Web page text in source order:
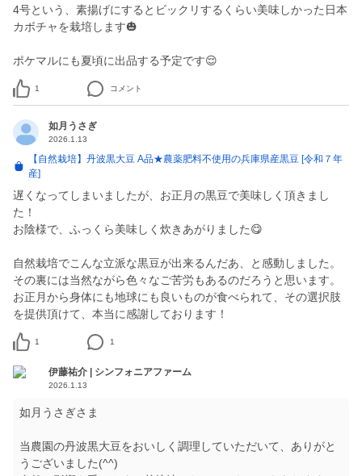
4号という、素揚げにするとビックリするくらい美味しかった日本
カボチャを栽培します🎃
ポケマルにも夏頃に出品する予定です😌
1 コメント
如月うさぎ
2026.1.13
【自然栽培】丹波黒大豆 A品★農薬肥料不使用の兵庫県産黒豆 [令和７年
産]
遅くなってしまいましたが、お正月の黒豆で美味しく頂きまし
た！
お陰様で、ふっくら美味しく炊きあがりました😋
自然栽培でこんな立派な黒豆が出来るんだあ、と感動しました。
その裏には当然ながら色々なご苦労もあるのだろうと思います。
お正月から身体にも地球にも良いものが食べられて、その選択肢
を提供頂けて、本当に感謝しております！
1 1
伊藤祐介 | シンフォニアファーム
2026.1.13
如月うさぎさま
当農園の丹波黒大豆をおいしく調理していただいて、ありがと
うございました(^^)